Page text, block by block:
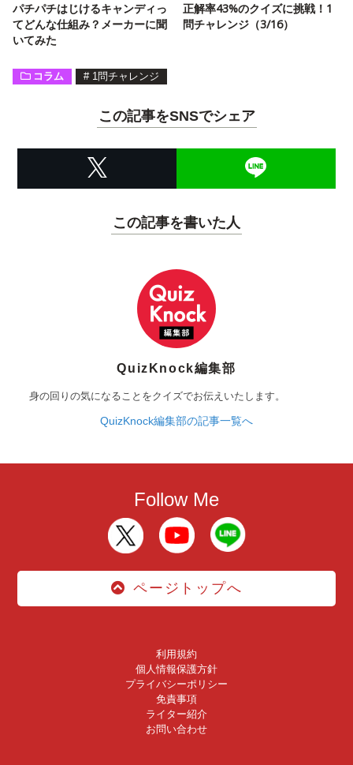
パチパチはじけるキャンディっ
てどんな仕組み？メーカーに聞
いてみた
正解率43%のクイズに挑戦！1
問チャレンジ（3/16）
コラム # 1問チャレンジ
この記事をSNSでシェア
この記事を書いた人
QuizKnock編集部
身の回りの気になることをクイズでお伝えいたします。
QuizKnock編集部の記事一覧へ
Follow Me
ページトップへ
利用規約
個人情報保護方針
プライバシーポリシー
免責事項
ライター紹介
お問い合わせ